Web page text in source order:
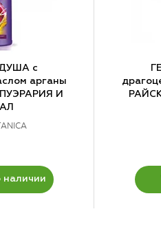
с
арганы
И
наличии